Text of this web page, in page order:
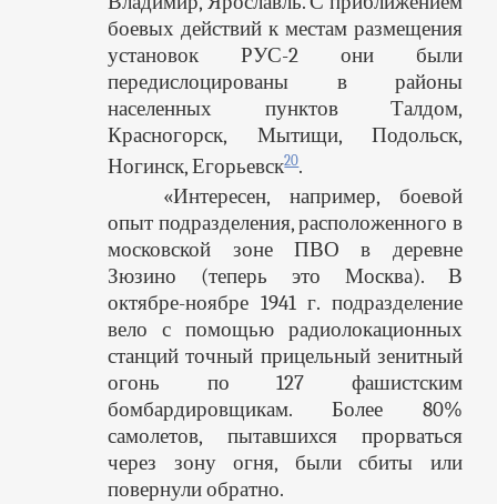
боевых действий к местам размещения
установок РУС-2 они были
передислоцированы в районы
населенных пунктов Талдом,
Красногорск, Мытищи, Подольск,
Ногинск, Егорьевск20.
«Интересен, например, боевой
опыт подразделения, расположенного в
московской зоне ПВО в деревне
Зюзино (теперь это Москва). В
октябре-ноябре 1941 г. подразделение
вело с помощью радиолокационных
станций точный прицельный зенитный
огонь по 127 фашистским
бомбардировщикам. Более 80%
самолетов, пытавшихся прорваться
через зону огня, были сбиты или
повернули обратно.